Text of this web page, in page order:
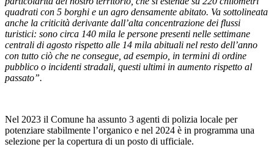
quadrati con 5 borghi e un agro densamente abitato. Va sottolineata
anche la criticità derivante dall’alta concentrazione dei flussi
turistici: sono circa 140 mila le persone presenti nelle settimane
centrali di agosto rispetto alle 14 mila abituali nel resto dell’anno
con tutto ciò che ne consegue, ad esempio, in termini di ordine
pubblico o incidenti stradali, questi ultimi in aumento rispetto al
passato”.
Nel 2023 il Comune ha assunto 3 agenti di polizia locale per
potenziare stabilmente l’organico e nel 2024 è in programma una
selezione per la copertura di un posto di ufficiale.